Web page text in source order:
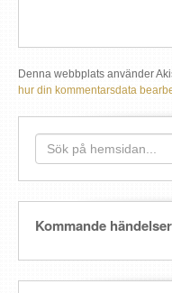
Denna webbplats använder
hur din kommentarsdata
Kommande händelser